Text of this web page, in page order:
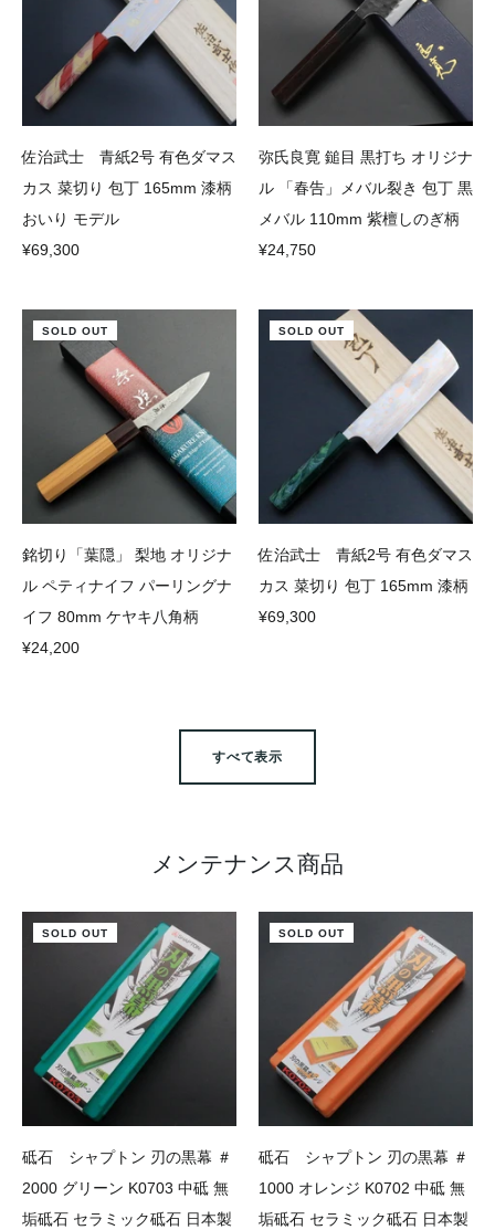
佐治武士 青紙2号 有色ダマス
カス 菜切り 包丁 165mm 漆柄
おいり モデル
¥69,300
弥氏良寛 鎚目 黒打ち オリジナ
ル 「春告」メバル裂き 包丁 黒
メバル 110mm 紫檀しのぎ柄
¥24,750
SOLD OUT
銘切り「葉隠」 梨地 オリジナ
ル ペティナイフ パーリングナ
イフ 80mm ケヤキ八角柄
¥24,200
SOLD OUT
佐治武士 青紙2号 有色ダマス
カス 菜切り 包丁 165mm 漆柄
¥69,300
すべて表示
メンテナンス商品
SOLD OUT
砥石 シャプトン 刃の黒幕 ＃
2000 グリーン K0703 中砥 無
垢砥石 セラミック砥石 日本製
SOLD OUT
砥石 シャプトン 刃の黒幕 ＃
1000 オレンジ K0702 中砥 無
垢砥石 セラミック砥石 日本製